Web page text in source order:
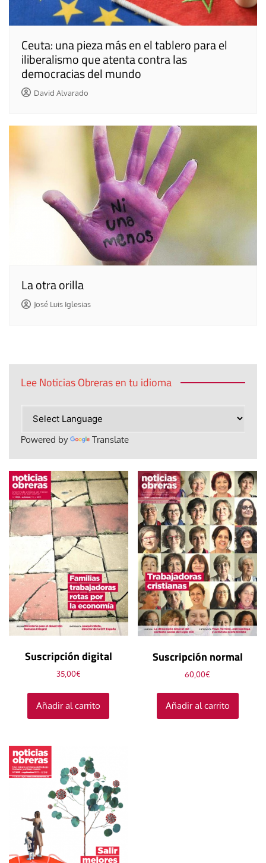
Ceuta: una pieza más en el tablero para el
iliberalismo que atenta contra las
democracias del mundo
David Alvarado
La otra orilla
José Luis Iglesias
Lee Noticias Obreras en tu idioma
Powered by Translate
Suscripción digital
35,00€
Añadir al carrito
Suscripción normal
60,00€
Añadir al carrito